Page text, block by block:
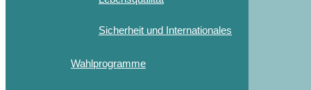
Sicherheit und Internationales
Wahlprogramme